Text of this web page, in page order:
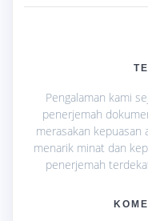
Pengalaman kami
penerjemah
merasakan kepuasan
menarik minat dan
penerjemah